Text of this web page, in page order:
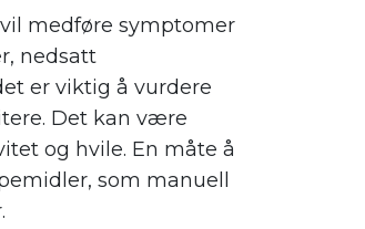
medføre symptomer
nedsatt
er viktig å vurdere
Det kan være
og hvile. En måte å
som manuell